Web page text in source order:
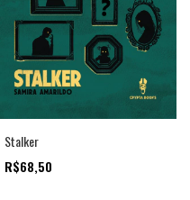
Stalker
R$68,50